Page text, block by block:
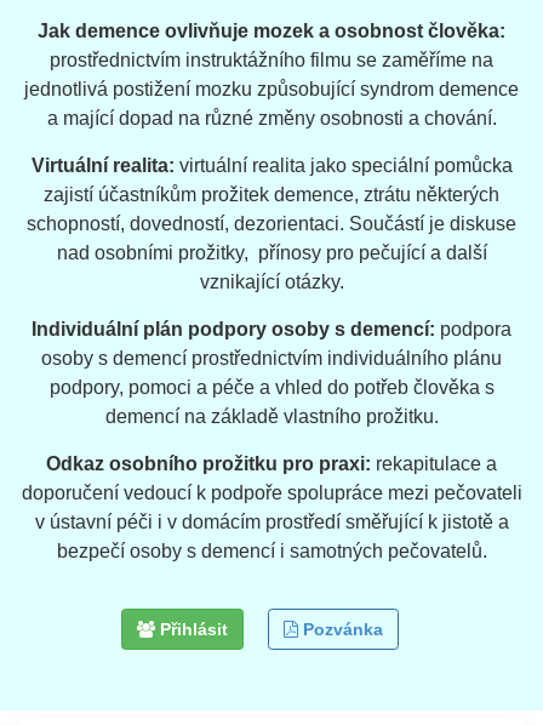
Jak demence ovlivňuje mozek a osobnost člověka:
prostřednictvím instruktážního filmu se zaměříme na
jednotlivá postižení mozku způsobující syndrom demence
a mající dopad na různé změny osobnosti a chování.
Virtuální realita: virtuální realita jako speciální pomůcka
zajistí účastníkům prožitek demence, ztrátu některých
schopností, dovedností, dezorientaci. Součástí je diskuse
nad osobními prožitky, přínosy pro pečující a další
vznikající otázky.
Individuální plán podpory osoby s demencí: podpora
osoby s demencí prostřednictvím individuálního plánu
podpory, pomoci a péče a vhled do potřeb člověka s
demencí na základě vlastního prožitku.
Odkaz osobního prožitku pro praxi: rekapitulace a
doporučení vedoucí k podpoře spolupráce mezi pečovateli
v ústavní péči i v domácím prostředí směřující k jistotě a
bezpečí osoby s demencí i samotných pečovatelů.
Přihlásit Pozvánka